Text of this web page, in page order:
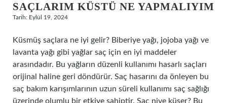
SAÇLARIM KÜSTÜ NE YAPMALIYIM
Tarih: Eylül 19, 2024
Küsmüş saçlara ne iyi gelir? Biberiye yağı, jojoba yağı ve
lavanta yağı gibi yağlar saç için en iyi maddeler
arasındadır. Bu yağların düzenli kullanımı hasarlı saçları
orijinal haline geri döndürür. Saç hasarını da önleyen bu
saç bakım karışımlarının uzun süreli kullanımı saç sağlığı
üzerinde olumlu bir etkiye sahiptir. Saç niye küser? Bu